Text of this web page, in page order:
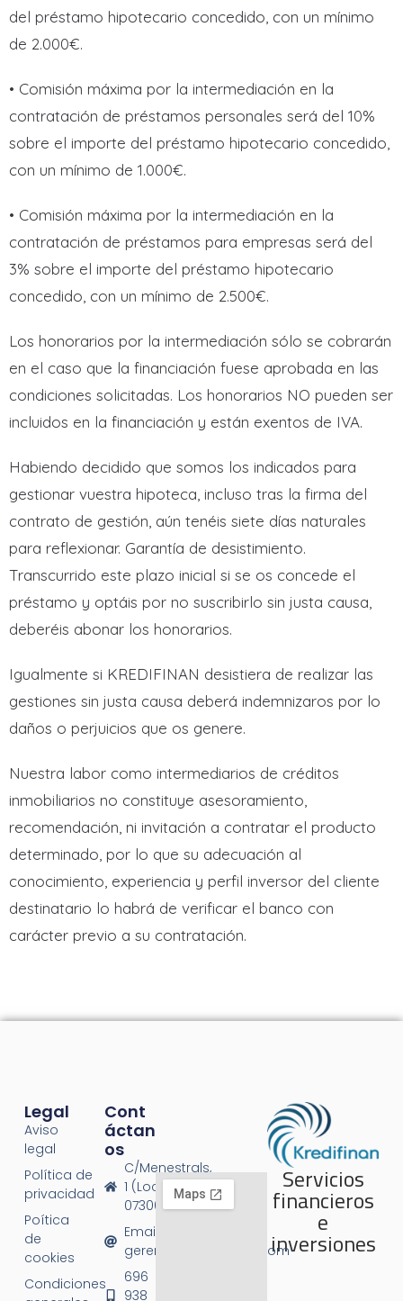
del préstamo hipotecario concedido, con un mínimo
de 2.000€.
• Comisión máxima por la intermediación en la
contratación de préstamos personales será del 10%
sobre el importe del préstamo hipotecario concedido,
con un mínimo de 1.000€.
• Comisión máxima por la intermediación en la
contratación de préstamos para empresas será del
3% sobre el importe del préstamo hipotecario
concedido, con un mínimo de 2.500€.
Los honorarios por la intermediación sólo se cobrarán
en el caso que la financiación fuese aprobada en las
condiciones solicitadas. Los honorarios NO pueden ser
incluidos en la financiación y están exentos de IVA.
Habiendo decidido que somos los indicados para
gestionar vuestra hipoteca, incluso tras la firma del
contrato de gestión, aún tenéis siete días naturales
para reflexionar. Garantía de desistimiento.
Transcurrido este plazo inicial si se os concede el
préstamo y optáis por no suscribirlo sin justa causa,
deberéis abonar los honorarios.
Igualmente si KREDIFINAN desistiera de realizar las
gestiones sin justa causa deberá indemnizaros por lo
daños o perjuicios que os genere.
Nuestra labor como intermediarios de créditos
inmobiliarios no constituye asesoramiento,
recomendación, ni invitación a contratar el producto
determinado, por lo que su adecuación al
conocimiento, experiencia y perfil inversor del cliente
destinatario lo habrá de verificar el banco con
carácter previo a su contratación.
Servicios
financieros
e
inversiones
Legal
Aviso
legal
Política de
privacidad
Poítica
de
cookies
Condiciones
Cont
Áctan
Os
C/Menestrals,
1 (Local 1),
07300 Inca
Email:
gerencia@kredifinan.com
696
938